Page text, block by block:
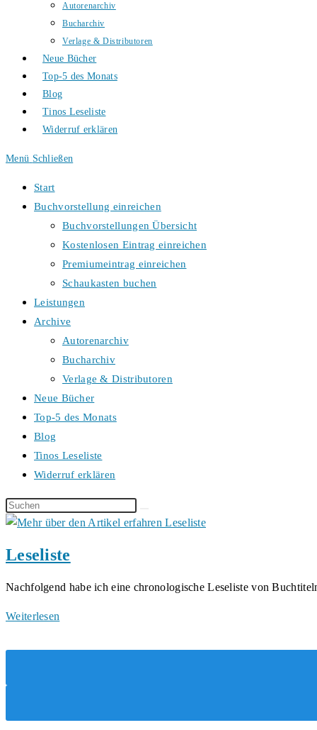
Autorenarchiv
Bucharchiv
Verlage & Distributoren
Neue Bücher
Top-5 des Monats
Blog
Tinos Leseliste
Widerruf erklären
Menü Schließen
Start
Buchvorstellung einreichen
Buchvorstellungen Übersicht
Kostenlosen Eintrag einreichen
Premiumeintrag einreichen
Schaukasten buchen
Leistungen
Archive
Autorenarchiv
Bucharchiv
Verlage & Distributoren
Neue Bücher
Top-5 des Monats
Blog
Tinos Leseliste
Widerruf erklären
Diese
Website
Leseliste
Nachfolgend habe ich eine chronologische Leseliste von
Weiterlesen